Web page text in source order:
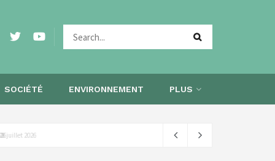
SOCIÉTÉ ENVIRONNEMENT PLUS